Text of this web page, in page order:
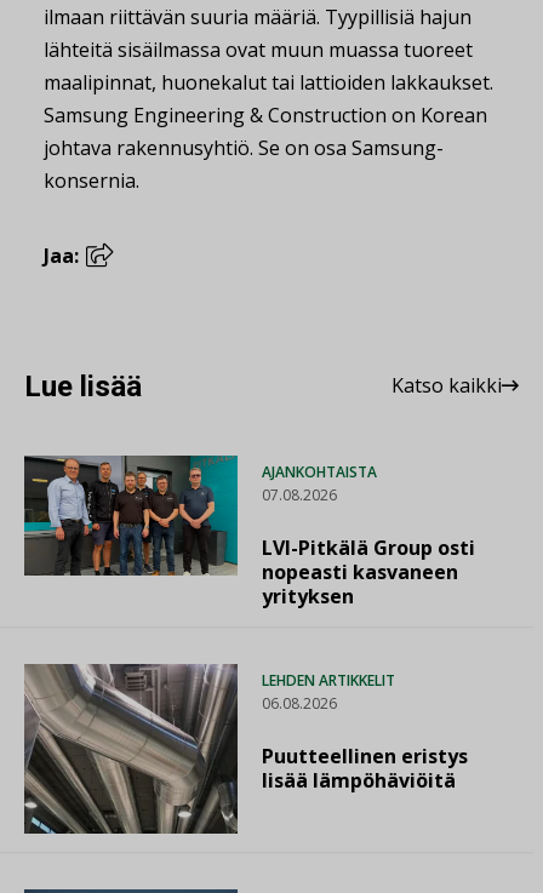
ilmaan riittävän suuria määriä. Tyypillisiä hajun
lähteitä sisäilmassa ovat muun muassa tuoreet
maalipinnat, huonekalut tai lattioiden lakkaukset.
Samsung Engineering & Construction on Korean
johtava rakennusyhtiö. Se on osa Samsung-
konsernia.
Jaa:
Lue lisää Katso kaikki
AJANKOHTAISTA
07.08.2026
LVI-Pitkälä Group osti
nopeasti kasvaneen
yrityksen
LEHDEN ARTIKKELIT
06.08.2026
Puutteellinen eristys
lisää lämpöhäviöitä